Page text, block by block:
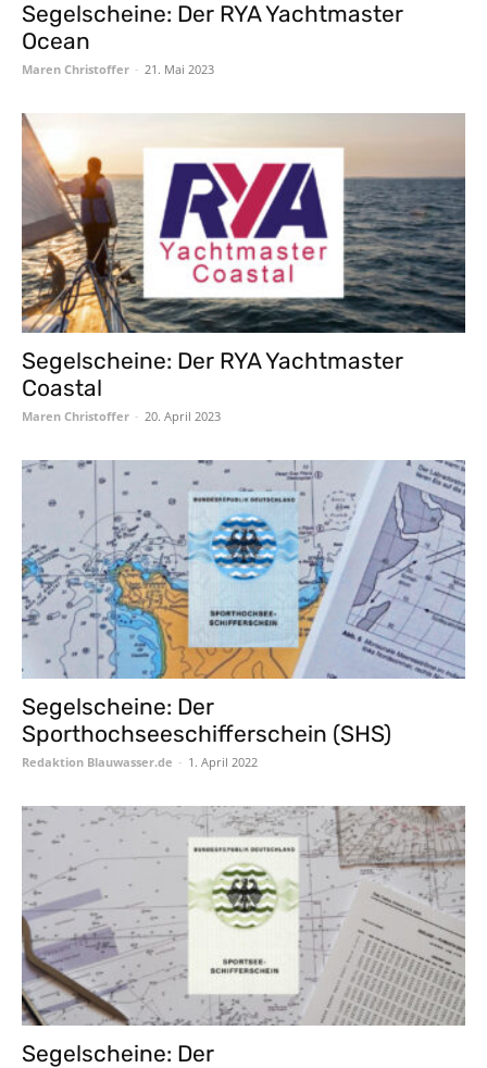
Segelscheine: Der RYA Yachtmaster
Ocean
Maren Christoffer - 21. Mai 2023
Segelscheine: Der RYA Yachtmaster
Coastal
Maren Christoffer - 20. April 2023
Segelscheine: Der
Sporthochseeschifferschein (SHS)
Redaktion Blauwasser.de - 1. April 2022
Segelscheine: Der